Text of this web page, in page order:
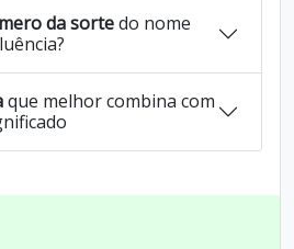
da sortedo nome
que melhor combina com